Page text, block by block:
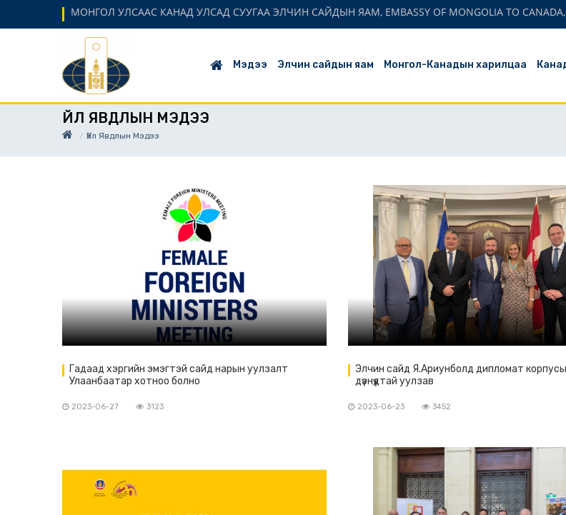
МОНГОЛ УЛСААС КАНАД УЛСАД СУУГАА ЭЛЧИН САЙДЫН ЯАМ, EMBASSY OF MONGOLIA TO CANADA,
Мэдээ Элчин сайдын яам Монгол-Канадын харилцаа
ҮЙЛ ЯВДЛЫН МЭДЭЭ
Үйл Явдлын Мэдээ
Гадаад хэргийн эмэгтэй сайд нарын уулзалт
Улаанбаатар хотноо болно
2023-06-27 3123
Элчин сайд Я.Ариунболд дипломат
дүэнүүдтай уулзав
2023-06-23 3452